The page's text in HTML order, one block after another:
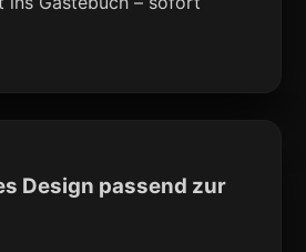
Design passend zur